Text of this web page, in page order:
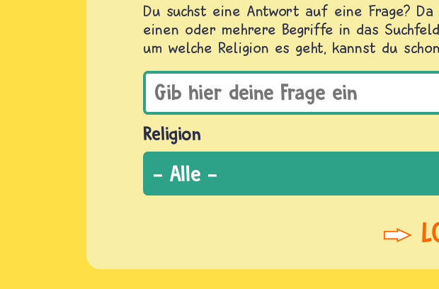
Du suchst eine Antwort auf eine Frage?
einen oder mehrere Begriffe in das
um welche Religion es geht, kannst du
Religion